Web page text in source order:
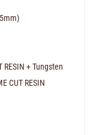
RESIN + Tungsten
CUT RESIN